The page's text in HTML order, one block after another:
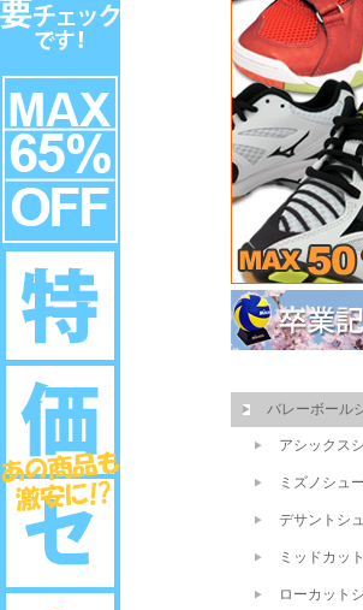
バレーボール
アシックス
ミズノシュ
デサントシ
ミッドカッ
ローカット